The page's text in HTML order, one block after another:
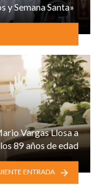
y Semana Santa»
Vargas Llosa a
los 89 años de edad
ENTRADA